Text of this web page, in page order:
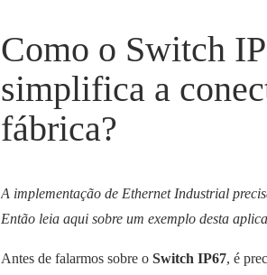
Como o Switch
simplifica a
fábrica?
A implementação de Ethernet Industrial
Então leia aqui sobre um exemplo desta
Antes de falarmos sobre o Switch IP67, é